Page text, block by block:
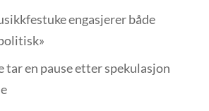
engasjerer både
tar en pause etter spekulasjon